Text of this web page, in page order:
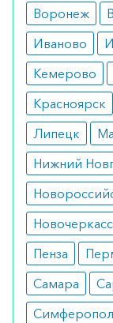
Если иное
применения
желательно
пропустить
в день в
пропустить
1 капсуле в
Как
Вы можете
аптеку-
можете
заказать по
с любого
Воронеж
Иваново
Кемерово
Красноярск
Липецк
Нижний
Пенза
Самара